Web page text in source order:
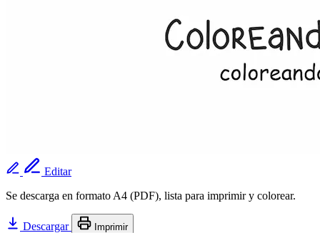
Editar
Se descarga en formato A4 (PDF), lista para imprimir y colorear.
Descargar Imprimir